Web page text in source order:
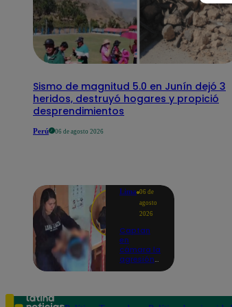
Sismo de magnitud 5.0 en Junín dejó 3
heridos, destruyó hogares y propició
desprendimientos
Perú 06 de agosto 2026
Lima 06 de
agosto
2026
Captan
en
cámara la
agresión
niño con